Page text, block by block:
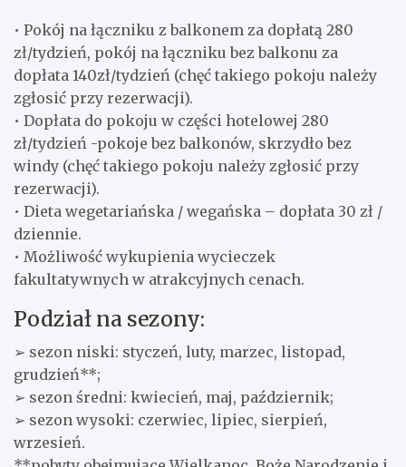
• Pokój na łączniku z balkonem za dopłatą 280
zł/tydzień, pokój na łączniku bez balkonu za
dopłata 140zł/tydzień (chęć takiego pokoju należy
zgłosić przy rezerwacji).
• Dopłata do pokoju w części hotelowej 280
zł/tydzień -pokoje bez balkonów, skrzydło bez
windy (chęć takiego pokoju należy zgłosić przy
rezerwacji).
• Dieta wegetariańska / wegańska – dopłata 30 zł /
dziennie.
• Możliwość wykupienia wycieczek
fakultatywnych w atrakcyjnych cenach.
Podział na sezony:
➢ sezon niski: styczeń, luty, marzec, listopad,
grudzień**;
➢ sezon średni: kwiecień, maj, październik;
➢ sezon wysoki: czerwiec, lipiec, sierpień,
wrzesień.